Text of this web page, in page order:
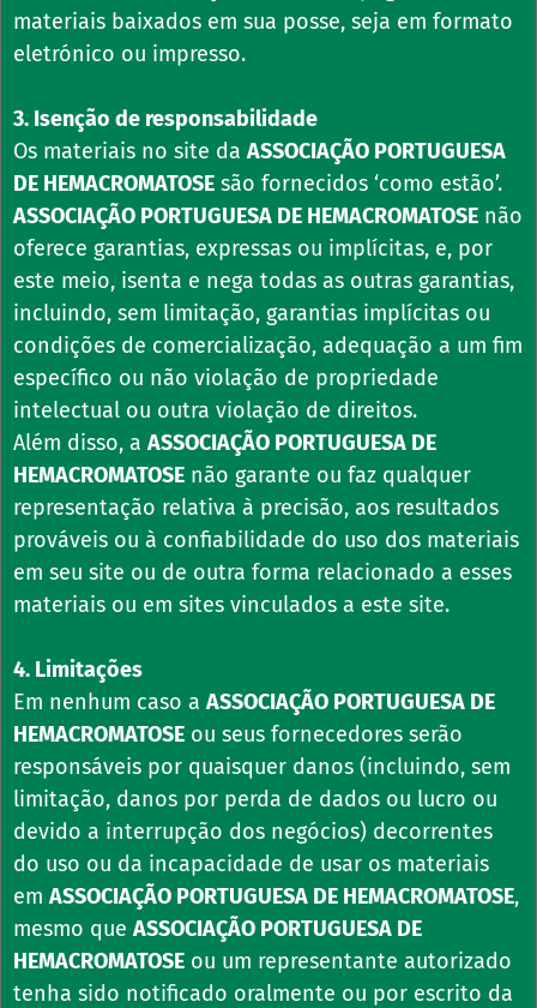
materiais baixados em sua posse, seja em formato
eletrónico ou impresso.
3. Isenção de responsabilidade
Os materiais no site daASSOCIAÇÃO PORTUGUESA
DE HEMACROMATOSE são fornecidos ‘como estão’.
ASSOCIAÇÃO PORTUGUESA DE HEMACROMATOSE não
oferece garantias, expressas ou implícitas, e, por
este meio, isenta e nega todas as outras garantias,
incluindo, sem limitação, garantias implícitas ou
condições de comercialização, adequação a um fim
específico ou não violação de propriedade
intelectual ou outra violação de direitos.
Além disso, aASSOCIAÇÃO PORTUGUESA DE
HEMACROMATOSE não garante ou faz qualquer
representação relativa à precisão, aos resultados
prováveis ou à confiabilidade do uso dos materiais
em seu site ou de outra forma relacionado a esses
materiais ou em sites vinculados a este site.
4. Limitações
Em nenhum caso aASSOCIAÇÃO PORTUGUESA DE
HEMACROMATOSE ou seus fornecedores serão
responsáveis por quaisquer danos (incluindo, sem
limitação, danos por perda de dados ou lucro ou
devido a interrupção dos negócios) decorrentes
do uso ou da incapacidade de usar os materiais
emASSOCIAÇÃO PORTUGUESA DE HEMACROMATOSE,
mesmo queASSOCIAÇÃO PORTUGUESA DE
HEMACROMATOSE ou um representante autorizado
tenha sido notificado oralmente ou por escrito da